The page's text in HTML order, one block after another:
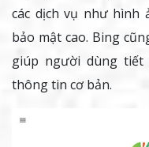
các dịch vụ như hình
bảo mật cao. Bing
giúp người dùng
thông tin cơ bản.